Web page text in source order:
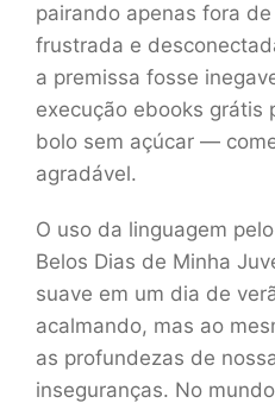
pairando apenas fora
frustrada e
a premissa fosse
execução ebooks grátis
bolo sem açúcar —
agradável.
O uso da linguagem
Belos Dias de Minha
suave em um dia de
acalmando, mas ao
as profundezas de
inseguranças. No